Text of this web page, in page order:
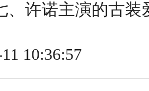
、许诺主演的古装
10:36:57